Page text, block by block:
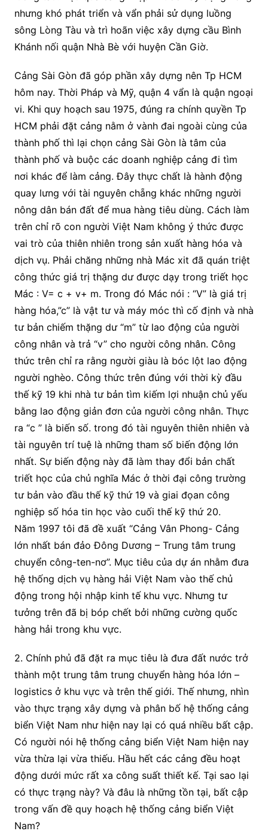
nhưng khó phát triển và vẩn phải sử dụng luồng
sông Lòng Tàu và trì hoãn việc xây dựng cầu Bình
Khánh nối quận Nhà Bè với huyện Cần Giờ.
Cảng Sài Gòn đã góp phần xây dựng nên Tp HCM
hôm nay. Thời Pháp và Mỹ, quận 4 vẩn là quận ngoại
vi. Khi quy hoạch sau 1975, đúng ra chính quyền Tp
HCM phải đặt cảng nằm ở vành đai ngoài cùng của
thành phố thì lại chọn cảng Sài Gòn là tâm của
thành phố và buộc các doanh nghiệp cảng đi tìm
nơi khác để làm cảng. Đây thực chất là hành động
quay lưng với tài nguyên chẵng khác những người
nông dân bán đất để mua hàng tiêu dùng. Cách làm
trên chỉ rõ con người Việt Nam không ý thức được
vai trò của thiên nhiên trong sản xuất hàng hóa và
dịch vụ. Phải chăng những nhà Mác xit đã quán triệt
công thức giá trị thặng dư được dạy trong triết học
Mác : V= c + v+ m. Trong đó Mác nói : “V” là giá trị
hàng hóa,”c” là vật tư và máy móc thì cố định và nhà
tư bản chiếm thặng dư “m” từ lao động của người
công nhân và trả “v” cho người công nhân. Công
thức trên chỉ ra rằng người giàu là bóc lột lao động
người nghèo. Công thức trên đúng với thời kỳ đầu
thế kỹ 19 khi nhà tư bản tìm kiếm lợi nhuận chủ yếu
bằng lao động giản đơn của người công nhân. Thực
ra “c ” là biến số. trong đó tài nguyên thiên nhiên và
tài nguyên trí tuệ là những tham số biến động lớn
nhất. Sự biến động này đã làm thay đổi bản chất
triết học của chủ nghĩa Mác ở thời đại công trường
tư bản vào đầu thế kỹ thứ 19 và giai đọan công
nghiệp số hóa tin học vào cuối thế kỹ thứ 20.
Năm 1997 tôi đã đề xuất “Cảng Vân Phong- Cảng
lớn nhất bán đảo Đông Dương – Trung tâm trung
chuyển công-ten-nơ”. Mục tiêu của dự án nhằm đưa
hệ thống dịch vụ hàng hải Việt Nam vào thế chủ
động trong hội nhập kinh tế khu vực. Nhưng tư
tưởng trên đã bị bóp chết bởi những cường quốc
hàng hải trong khu vực.
2. Chính phủ đã đặt ra mục tiêu là đưa đất nước trở
thành một trung tâm trung chuyển hàng hóa lớn –
logistics ở khu vực và trên thế giới. Thế nhưng, nhìn
vào thực trạng xây dựng và phân bố hệ thống cảng
biển Việt Nam như hiện nay lại có quá nhiều bất cập.
Có người nói hệ thống cảng biển Việt Nam hiện nay
vừa thừa lại vừa thiếu. Hầu hết các cảng đều hoạt
động dưới mức rất xa công suất thiết kế. Tại sao lại
có thực trạng này? Và đâu là những tồn tại, bất cập
trong vấn đề quy hoạch hệ thống cảng biển Việt
Nam?